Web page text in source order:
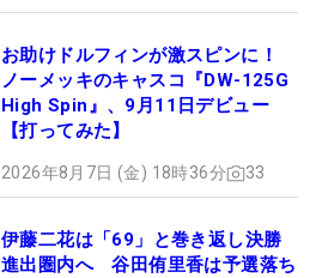
お助けドルフィンが激スピンに！
ノーメッキのキャスコ『DW-125G
High Spin』、9月11日デビュー
【打ってみた】
2026年8月7日 (金) 18時36分 33
伊藤二花は「69」と巻き返し決勝
進出圏内へ 谷田侑里香は予選落ち